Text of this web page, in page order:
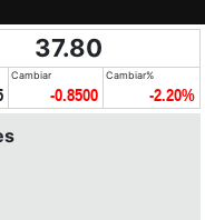
37.80
Cambiar
-0.8500
Cambiar%
-2.20%